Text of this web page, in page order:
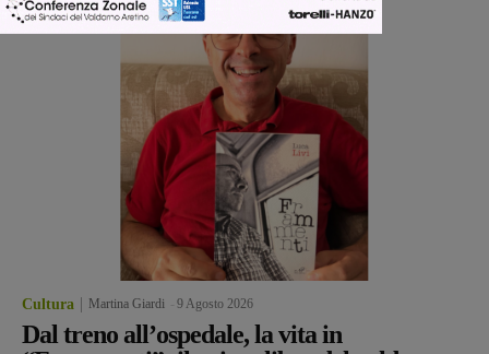
Cultura Martina Giardi 9 Agosto 2026
Dal treno all’ospedale, la vita in